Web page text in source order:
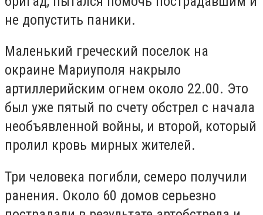
не допустить паники.
Маленький греческий поселок на
окраине Мариуполя накрыло
артиллерийским огнем около 22.00. Это
был уже пятый по счету обстрел с начала
необъявленной войны, и второй, который
пролил кровь мирных жителей.
Три человека погибли, семеро получили
ранения. Около 60 домов серьезно